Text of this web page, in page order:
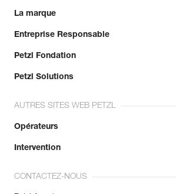
La marque
Entreprise Responsable
Petzl Fondation
Petzl Solutions
AUTRES SITES WEB PETZL
Opérateurs
Intervention
CONTACTEZ-NOUS